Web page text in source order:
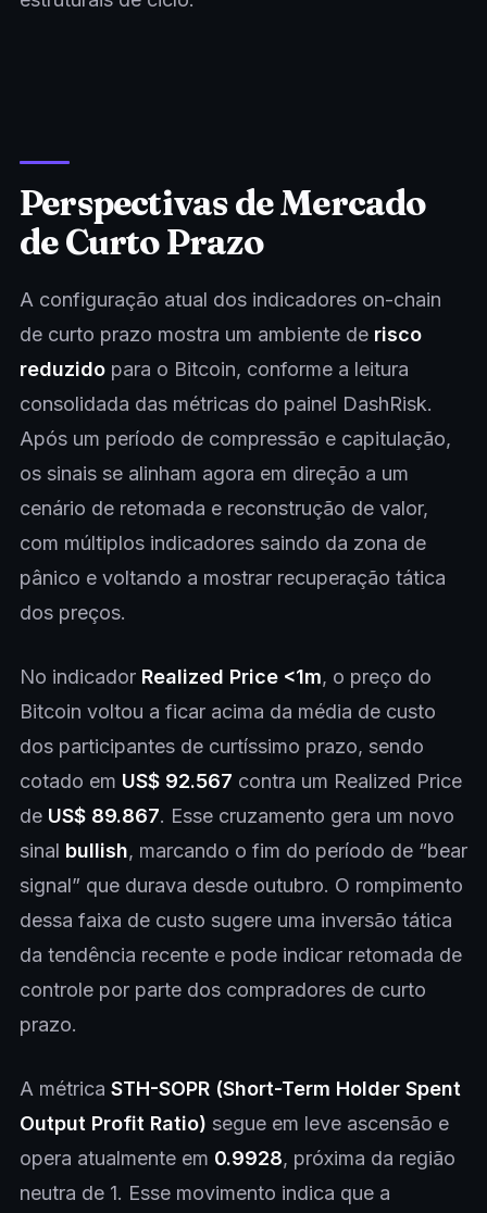
Perspectivas de Mercado
de Curto Prazo
A configuração atual dos indicadores on-chain
de curto prazo mostra um ambiente de risco
reduzido para o Bitcoin, conforme a leitura
consolidada das métricas do painel DashRisk.
Após um período de compressão e capitulação,
os sinais se alinham agora em direção a um
cenário de retomada e reconstrução de valor,
com múltiplos indicadores saindo da zona de
pânico e voltando a mostrar recuperação tática
dos preços.
No indicador Realized Price <1m, o preço do
Bitcoin voltou a ficar acima da média de custo
dos participantes de curtíssimo prazo, sendo
cotado em US$ 92.567 contra um Realized Price
de US$ 89.867. Esse cruzamento gera um novo
sinal bullish, marcando o fim do período de “bear
signal” que durava desde outubro. O rompimento
dessa faixa de custo sugere uma inversão tática
da tendência recente e pode indicar retomada de
controle por parte dos compradores de curto
prazo.
A métrica STH-SOPR (Short-Term Holder Spent
Output Profit Ratio) segue em leve ascensão e
opera atualmente em 0.9928, próxima da região
neutra de 1. Esse movimento indica que a